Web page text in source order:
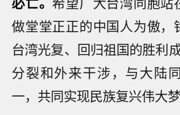
做堂堂正正的中国人为傲，
台湾光复、回归祖国的胜利
分裂和外来干涉，与大陆
一，共同实现民族复兴伟大梦